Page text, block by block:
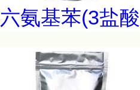
六氨基苯(3盐